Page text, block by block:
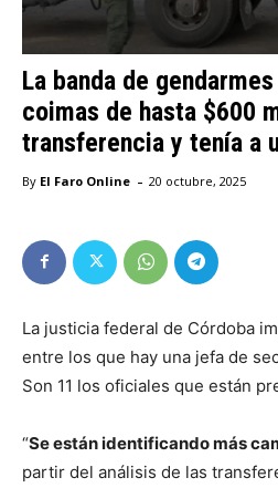
La banda de
coimas de hasta $600
transferencia y tenía a
By El Faro Online - 20 octubre, 2025
La justicia federal de Córdoba
entre los que hay una jefa de
Son 11 los oficiales que están
“Se están identificando más
partir del análisis de las